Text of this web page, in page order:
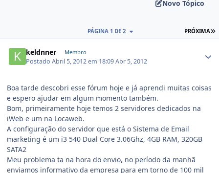
Novo Tópico
PRÓXIMA
PÁGINA 1 DE 2
keldnner Membro
PostadoAbril 5, 2012 em 18:09Abr 5, 2012
Boa tarde descobri esse fórum hoje e já aprendi muitas coisas
e espero ajudar em algum momento também.
Bom, primeiramente hoje temos 2 servidores dedicados na
iWeb e um na Locaweb.
A configuração do servidor que está o Sistema de Email
marketing é um i3 540 Dual Core 3.06Ghz, 4GB RAM, 320GB
SATA2
Meu problema ta na hora do envio, no período da manhã
enviamos informativo da empresa para em torno de 100 mil